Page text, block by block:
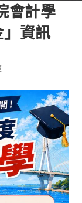
會計學
資訊